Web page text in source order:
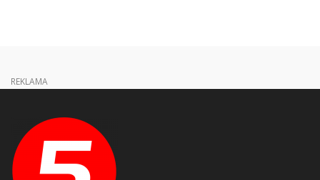
REKLAMA